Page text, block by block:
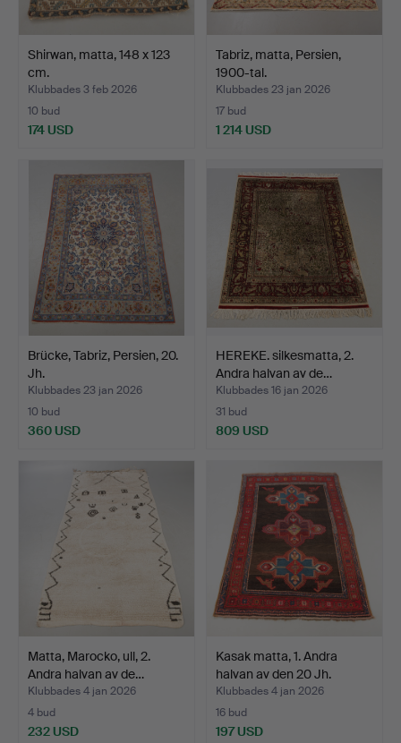
Shirwan, matta, 148 x 123
cm.
Klubbades 3 feb 2026
10 bud
174 USD
Tabriz, matta, Persien,
1900-tal.
Klubbades 23 jan 2026
17 bud
1 214 USD
Brücke, Tabriz, Persien, 20.
Jh.
Klubbades 23 jan 2026
10 bud
360 USD
HEREKE. silkesmatta, 2.
Andra halvan av de…
Klubbades 16 jan 2026
31 bud
809 USD
Matta, Marocko, ull, 2.
Andra halvan av de…
Klubbades 4 jan 2026
4 bud
232 USD
Kasak matta, 1. Andra
halvan av den 20 Jh.
Klubbades 4 jan 2026
16 bud
197 USD